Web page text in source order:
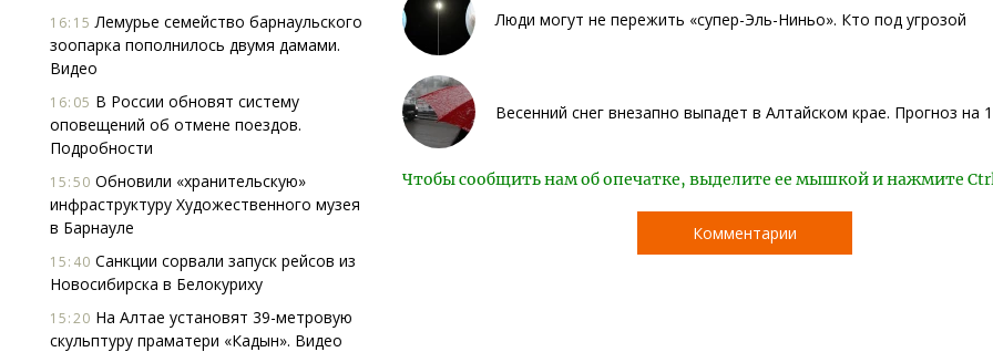
16:15 Лемурье семейство барнаульского
зоопарка пополнилось двумя дамами.
Видео
16:05 В России обновят систему
оповещений об отмене поездов.
Подробности
15:50 Обновили «хранительскую»
инфраструктуру Художественного музея
в Барнауле
15:40 Санкции сорвали запуск рейсов из
Новосибирска в Белокуриху
15:20 На Алтае установят 39-метровую
скульптуру праматери «Кадын». Видео
Люди могут не пережить «супер-Эль-Ниньо». Кто под угрозой
Весенний снег внезапно выпадет в Алтайском крае. Прогноз на
Чтобы сообщить нам об опечатке, выделите ее мышкой и нажмите
Комментарии